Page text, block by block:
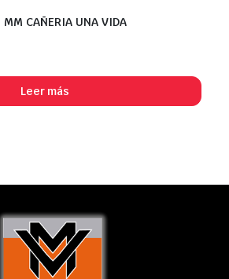
MM CAÑERIA UNA VIDA
Leer más